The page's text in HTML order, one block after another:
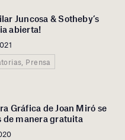
Juncosa & Sotheby’s
abierta!
Prensa
Gráfica de Joan Miró se
de manera gratuita